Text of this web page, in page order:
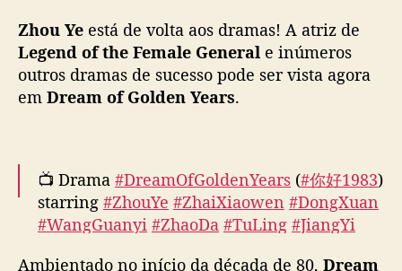
m
a
s
a
n
m
Zhou Ye está de volta aos dramas! A atriz de
Legend of the Female General e inúmeros
outros dramas de sucesso pode ser vista agora
em Dream of Golden Years.
📺 Drama #DreamOfGoldenYears (#你好1983)
starring #ZhouYe #ZhaiXiaowen #DongXuan
#WangGuanyi #ZhaoDa #TuLing #JiangYi
Ambientado no início da década de 80, Dream